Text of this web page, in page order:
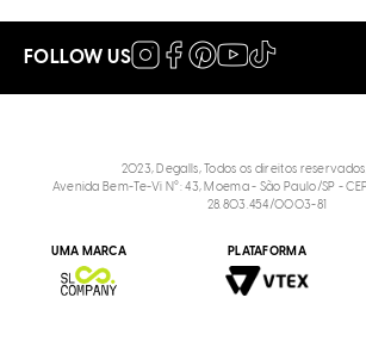
Bolsa baguete pelo
90
90
FOLLOW US
2023, Degalls, Todos os direitos
Avenida Bem-Te-Vi N°: 43, Moema - São Paulo/SP -
28.803.454/0003-81
UMA MARCA PLATAFORMA